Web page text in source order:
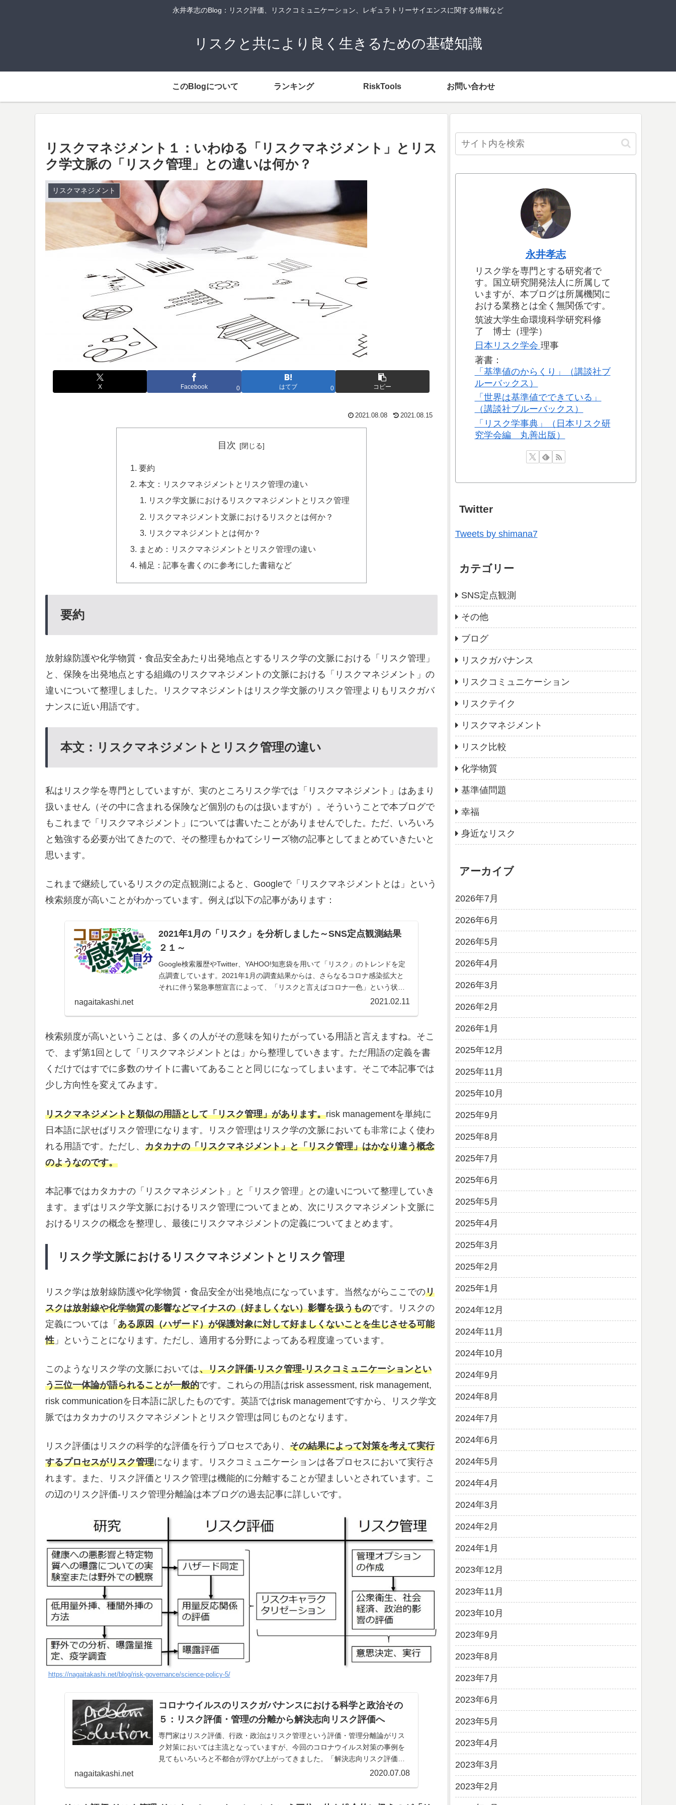
永井孝志のBlog：リスク評価、リスクコミュニケーション、レギュラトリーサイエンスに関する情報など
リスクと共により良く生きるための基礎知識
このBlogについて ランキング RiskTools お問い合わせ
リスクマネジメント１：いわゆる「リスクマネジメント」とリス
ク学文脈の「リスク管理」との違いは何か？
リスクマネジメント
X Facebook 0 はてブ 0 コピー
2021.08.08 2021.08.15
目次
要約
本文：リスクマネジメントとリスク管理の違い
リスク学文脈におけるリスクマネジメントとリスク管理
リスクマネジメント文脈におけるリスクとは何か？
リスクマネジメントとは何か？
まとめ：リスクマネジメントとリスク管理の違い
補足：記事を書くのに参考にした書籍など
要約
放射線防護や化学物質・食品安全あたり出発地点とするリスク学の文脈における「リスク管理」
と、保険を出発地点とする組織のリスクマネジメントの文脈における「リスクマネジメント」の
違いについて整理しました。リスクマネジメントはリスク学文脈のリスク管理よりもリスクガバ
ナンスに近い用語です。
本文：リスクマネジメントとリスク管理の違い
私はリスク学を専門としていますが、実のところリスク学では「リスクマネジメント」はあまり
扱いません（その中に含まれる保険など個別のものは扱いますが）。そういうことで本ブログで
もこれまで「リスクマネジメント」については書いたことがありませんでした。ただ、いろいろ
と勉強する必要が出てきたので、その整理もかねてシリーズ物の記事としてまとめていきたいと
思います。
これまで継続しているリスクの定点観測によると、Googleで「リスクマネジメントとは」という
検索頻度が高いことがわかっています。例えば以下の記事があります：
2021年1月の「リスク」を分析しました～SNS定点観測結果
２１～
Google検索履歴やTwitter、YAHOO!知恵袋を用いて「リスク」のトレンドを定
点調査しています。2021年1月の調査結果からは、さらなるコロナ感染拡大と
それに伴う緊急事態宣言によって、「リスクと言えばコロナ一色」という状況
がさらに進んだことがわかりました。コロナウイルスの感染経路のイメージも
nagaitakashi.net 2021.02.11
検索頻度が高いということは、多くの人がその意味を知りたがっている用語と言えますね。そこ
で、まず第1回として「リスクマネジメントとは」から整理していきます。ただ用語の定義を書
くだけではすでに多数のサイトに書いてあることと同じになってしまいます。そこで本記事では
少し方向性を変えてみます。
リスクマネジメントと類似の用語として「リスク管理」があります。risk managementを単純に
日本語に訳せばリスク管理になります。リスク管理はリスク学の文脈においても非常によく使わ
れる用語です。ただし、 カタカナの「リスクマネジメント」と「リスク管理」はかなり違う概念
のようなのです。
本記事ではカタカナの「リスクマネジメント」と「リスク管理」との違いについて整理していき
ます。まずはリスク学文脈におけるリスク管理についてまとめ、次にリスクマネジメント文脈に
おけるリスクの概念を整理し、最後にリスクマネジメントの定義についてまとめます。
リスク学文脈におけるリスクマネジメントとリスク管理
リスク学は放射線防護や化学物質・食品安全が出発地点になっています。当然ながらここでのリ
スクは放射線や化学物質の影響などマイナスの（好ましくない）影響を扱うものです。リスクの
定義については「 ある原因（ハザード）が保護対象に対して好ましくないことを生じさせる可能
性」ということになります。ただし、適用する分野によってある程度違っています。
このようなリスク学の文脈においては、リスク評価-リスク管理-リスクコミュニケーションとい
う三位一体論が語られることが一般的です。これらの用語はrisk assessment, risk management,
risk communicationを日本語に訳したものです。英語ではrisk managementですから、リスク学文
脈ではカタカナのリスクマネジメントとリスク管理は同じものとなります。
リスク評価はリスクの科学的な評価を行うプロセスであり、 その結果によって対策を考えて実行
するプロセスがリスク管理になります。リスクコミュニケーションは各プロセスにおいて実行さ
れます。また、リスク評価とリスク管理は機能的に分離することが望ましいとされています。こ
の辺のリスク評価-リスク管理分離論は本ブログの過去記事に詳しいです。
https://nagaitakashi.net/blog/risk-governance/science-policy-5/
コロナウイルスのリスクガバナンスにおける科学と政治その
５：リスク評価・管理の分離から解決志向リスク評価へ
専門家はリスク評価、行政・政治はリスク管理という評価・管理分離論がリス
ク対策においては主流となっていますが、今回のコロナウイルス対策の事例を
見てもいろいろと不都合が浮かび上がってきました。「解決志向リスク評価」
nagaitakashi.net 2020.07.08
永井孝志
リスク学を専門とする研究者で
す。国立研究開発法人に所属して
いますが、本ブログは所属機関に
おける業務とは全く無関係です。
筑波大学生命環境科学研究科修
了 博士（理学）
日本リスク学会 理事
著書：
「基準値のからくり」（講談社ブ
ルーバックス）
「世界は基準値でできている」
（講談社ブルーバックス）
「リスク学事典」（日本リスク研
究学会編 丸善出版）
Twitter
Tweets by shimana7
カテゴリー
SNS定点観測
その他
ブログ
リスクガバナンス
リスクコミュニケーション
リスクテイク
リスクマネジメント
リスク比較
化学物質
基準値問題
幸福
身近なリスク
アーカイブ
2026年7月
2026年6月
2026年5月
2026年4月
2026年3月
2026年2月
2026年1月
2025年12月
2025年11月
2025年10月
2025年9月
2025年8月
2025年7月
2025年6月
2025年5月
2025年4月
2025年3月
2025年2月
2025年1月
2024年12月
2024年11月
2024年10月
2024年9月
2024年8月
2024年7月
2024年6月
2024年5月
2024年4月
2024年3月
2024年2月
2024年1月
2023年12月
2023年11月
2023年10月
2023年9月
2023年8月
2023年7月
2023年6月
2023年5月
2023年4月
2023年3月
2023年2月